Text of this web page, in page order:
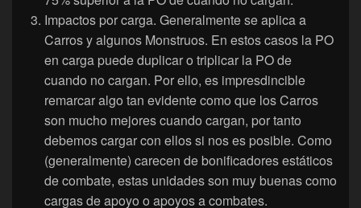
Impactos por carga. Generalmente se aplica a
Carros y algunos Monstruos. En estos casos la PO
en carga puede duplicar o triplicar la PO de
cuando no cargan. Por ello, es impresdincible
remarcar algo tan evidente como que los Carros
son mucho mejores cuando cargan, por tanto
debemos cargar con ellos si nos es posible. Como
(generalmente) carecen de bonificadores estáticos
de combate, estas unidades son muy buenas como
cargas de apoyo o apoyos a combates.